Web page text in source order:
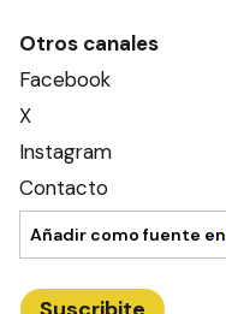
Otros canales
Facebook
X
Instagram
Contacto
Añadir como fuente en